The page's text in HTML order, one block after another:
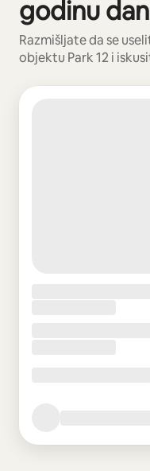
godinu
Razmišljate da se
objektu Park 12 i